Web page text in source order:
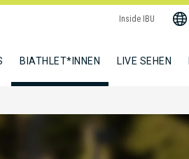
Inside IBU
BIATHLET*INNEN LIVE SEHEN